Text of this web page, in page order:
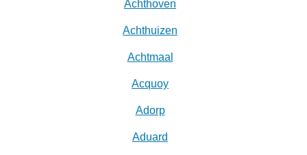
Achthoven
Achthuizen
Achtmaal
Acquoy
Adorp
Aduard